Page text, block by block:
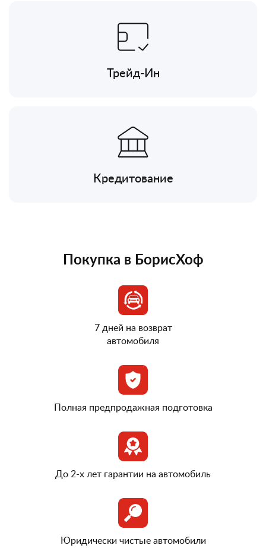
Трейд-Ин
Кредитование
Покупка в БорисХоф
7 дней на возврат
автомобиля
Полная предпродажная подготовка
До 2-х лет гарантии на автомобиль
Юридически чистые автомобили